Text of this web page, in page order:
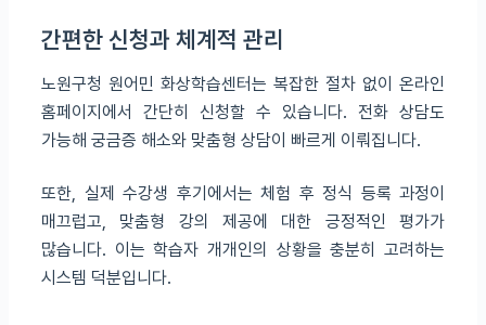
간편한 신청과 체계적 관리
노원구청 원어민 화상학습센터는 복잡한 절차 없이 온라인
홈페이지에서 간단히 신청할 수 있습니다. 전화 상담도
가능해 궁금증 해소와 맞춤형 상담이 빠르게 이뤄집니다.
또한, 실제 수강생 후기에서는 체험 후 정식 등록 과정이
매끄럽고, 맞춤형 강의 제공에 대한 긍정적인 평가가
많습니다. 이는 학습자 개개인의 상황을 충분히 고려하는
시스템 덕분입니다.